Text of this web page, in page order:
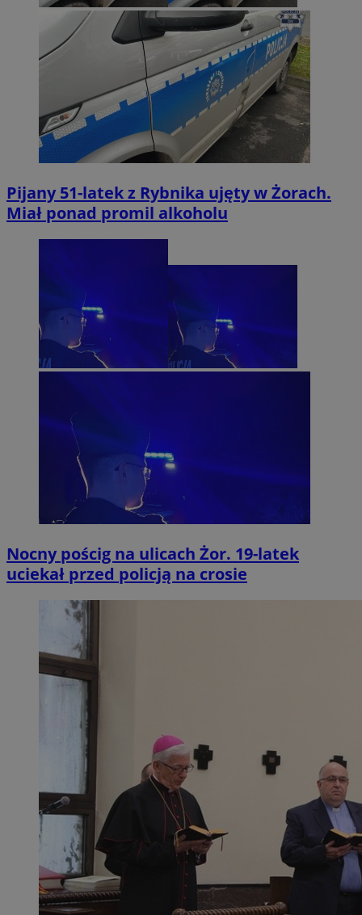
Pijany 51-latek z Rybnika ujęty w Żorach.
Miał ponad promil alkoholu
Nocny pościg na ulicach Żor. 19-latek
uciekał przed policją na crosie